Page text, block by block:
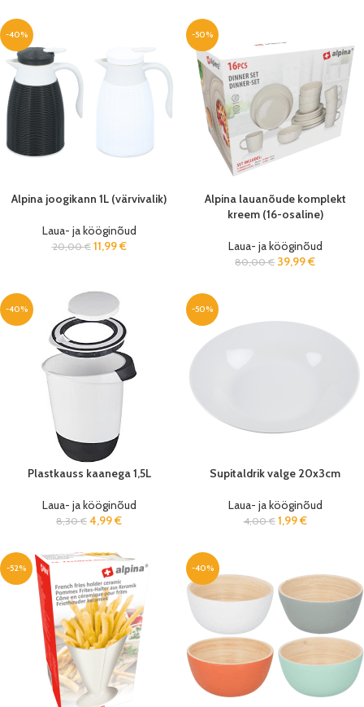
-40%
Alpina joogikann 1L (värvivalik)
Laua- ja kööginõud
20,00€ 11,99€
-50%
Alpina lauanõude komplekt
kreem (16-osaline)
Laua- ja kööginõud
80,00€ 39,99€
-40%
Plastkauss kaanega 1,5L
Laua- ja kööginõud
8,30€ 4,99€
-50%
Supitaldrik valge 20x3cm
Laua- ja kööginõud
4,00€ 1,99€
-52% -40%